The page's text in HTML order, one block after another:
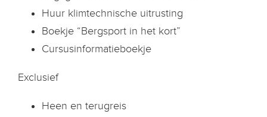
Huur klimtechnische uitrusting
Boekje “Bergsport in het kort”
Cursusinformatieboekje
Exclusief
Heen en terugreis